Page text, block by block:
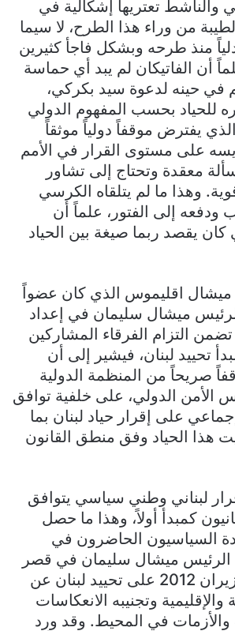
والناشط تعتريها إشكالية في
من وراء هذا الطرح، لا سيما
منذ طرحه وبشكل فاجأ كثيرين
أن الفاتيكان لم يبد أي حماسة
في حينه لدعوة سيد بكركي،
للحياد بحسب المفهوم الدولي
يفترض موقفاً دولياً موثقاً
على مستوى القرار في الأمم
معقدة وتحتاج إلى تشاور
وهذا ما لم يتلقاه الكرسي
ودفعه إلى الفتور، علماً أن
كان يقصد ربما صيغة بين الحياد
اقليموس الذي كان عضواً
ميشال سليمان في إعداد
تضمن التزام الفرقاء المشاركين
تحييد لبنان، فيشير إلى أن
صريحاً من المنظمة الدولية
الأمن الدولي، على خلفية توافق
على إقرار حياد لبنان بما
هذا الحياد وفق منطق القانون
قرار لبناني وطني سياسي يتوافق
كمبدأ أولاً، وهذا ما حصل
السياسيون الحاضرون في
الرئيس ميشال سليمان في قصر
بعبدا بتاريخ 11 حزيران 2012 على تحييد لبنان عن
وتجنيبه الانعكاسات
والأزمات في المحيط. وقد ورد